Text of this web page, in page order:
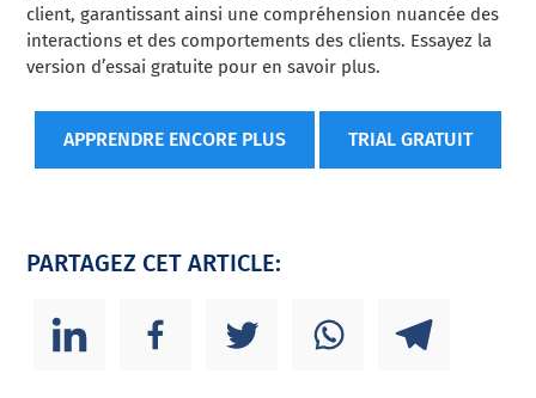
client, garantissant ainsi une compréhension nuancée des
interactions et des comportements des clients. Essayez la
version d’essai gratuite pour en savoir plus.
APPRENDRE ENCORE PLUS TRIAL GRATUIT
PARTAGEZ CET ARTICLE: